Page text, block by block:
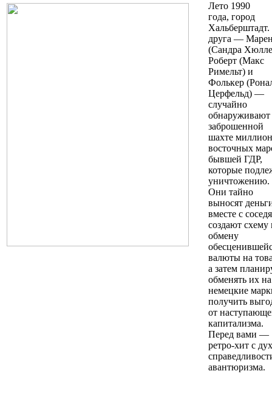
Лето 1990
года, город
друга —
(Сандра
Роберт (Макс
Римельт) и
Фолькер
Церфельд) —
случайно
обнаруживают
заброшенной
шахте
восточных
бывшей ГДР,
которые
уничтожению.
Они тайно
выносят
вместе с
создают схему
обмену
валюты на
а затем
обменять их на
немецкие
получить
от
капитализма.
Перед вами —
ретро-хит с
авантюризма.